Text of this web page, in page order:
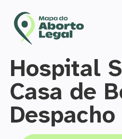
Hospital
Casa de
Despacho